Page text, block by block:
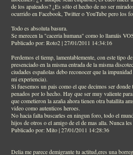
de los apaleados? ¿Es sólo el hecho de no ser
ocurrido en Facebook, Twitter o YouTube pero los
Todo es absoluta basura.
Se merecen la "caceria humana" como lo llamáis
Publicado por: Roto2 | 27/01/2011 14:34:16
Perdemos el tiemp, lamentablemente, con este tipo
presenciado en la misma entrada de la misma
ciudades españolas debo reconocer que la
mi experiencia).
Si fuesemos un pais como el que decimos ser
penados por lo hecho. Hay que ser muy valiente
que cometieron la azaña ahora tienen otra batallita
video como autenticos heroes.
No hacia falta buscarles en ningun foro, todo el
hijos de otros o el amigo de el de mas alla. Nunca
Publicado por: Mito | 27/01/2011 14:28:36
Delia me parece demigrante tu actitud,eres una